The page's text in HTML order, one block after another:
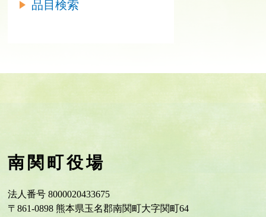
品目検索
南関町役場
法人番号 8000020433675
〒861-0898 熊本県玉名郡南関町大字関町64